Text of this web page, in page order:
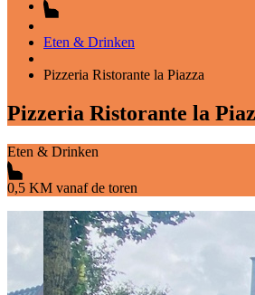
Eten & Drinken
Pizzeria Ristorante la Piazza
Pizzeria Ristorante la
Eten & Drinken
0,5 KM vanaf de toren